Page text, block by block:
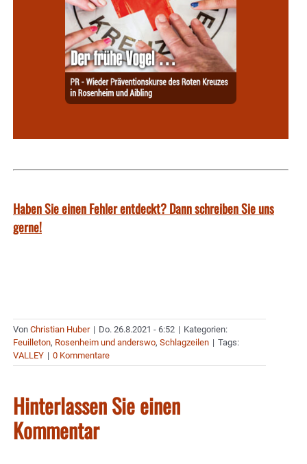
Haben Sie einen Fehler entdeckt? Dann schreiben Sie uns
gerne!
Von Christian Huber | Do. 26.8.2021 - 6:52 | Kategorien:
Feuilleton, Rosenheim und anderswo, Schlagzeilen | Tags:
VALLEY | 0 Kommentare
Hinterlassen Sie einen
Kommentar